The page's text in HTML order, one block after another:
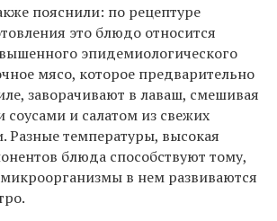
пояснили: по рецептуре
это блюдо относится
эпидемиологического
мясо, которое предварительно
заворачивают в лаваш, смешивая
и салатом из свежих
Разные температуры, высокая
блюда способствуют тому,
в нем развиваются